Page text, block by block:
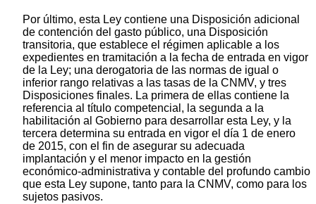
Por último, esta Ley contiene una Disposición adicional
de contención del gasto público, una Disposición
transitoria, que establece el régimen aplicable a los
expedientes en tramitación a la fecha de entrada en vigor
de la Ley; una derogatoria de las normas de igual o
inferior rango relativas a las tasas de la CNMV, y tres
Disposiciones finales. La primera de ellas contiene la
referencia al título competencial, la segunda a la
habilitación al Gobierno para desarrollar esta Ley, y la
tercera determina su entrada en vigor el día 1 de enero
de 2015, con el fin de asegurar su adecuada
implantación y el menor impacto en la gestión
económico-administrativa y contable del profundo cambio
que esta Ley supone, tanto para la CNMV, como para los
sujetos pasivos.